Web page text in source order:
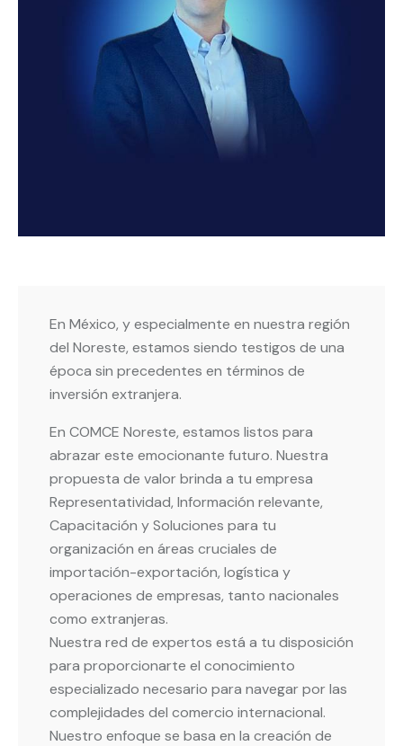
En México, y especialmente en nuestra región
del Noreste, estamos siendo testigos de una
época sin precedentes en términos de
inversión extranjera.
En COMCE Noreste, estamos listos para
abrazar este emocionante futuro. Nuestra
propuesta de valor brinda a tu empresa
Representatividad, Información relevante,
Capacitación y Soluciones para tu
organización en áreas cruciales de
importación-exportación, logística y
operaciones de empresas, tanto nacionales
como extranjeras.
Nuestra red de expertos está a tu disposición
para proporcionarte el conocimiento
especializado necesario para navegar por las
complejidades del comercio internacional.
Nuestro enfoque se basa en la creación de